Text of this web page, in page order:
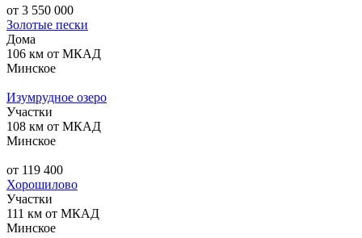
от 3 550 000
Золотые пески
Дома
106 км от МКАД
Минское
Изумрудное озеро
Участки
108 км от МКАД
Минское
от 119 400
Хорошилово
Участки
111 км от МКАД
Минское